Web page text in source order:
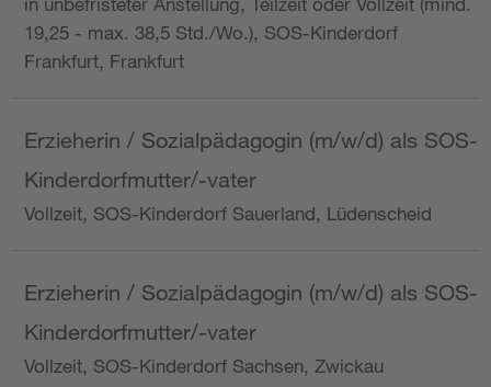
19,25 - max. 38,5 Std./Wo.), SOS-Kinderdorf
Frankfurt, Frankfurt
Erzieherin / Sozialpädagogin (m/w/d) als SOS-
Kinderdorfmutter/-vater
Vollzeit, SOS-Kinderdorf Sauerland, Lüdenscheid
Erzieherin / Sozialpädagogin (m/w/d) als SOS-
Kinderdorfmutter/-vater
Vollzeit, SOS-Kinderdorf Sachsen, Zwickau